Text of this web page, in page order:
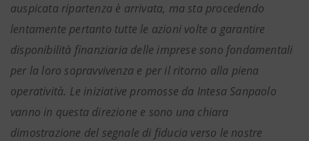
auspicata ripartenza è arrivata, ma sta procedendo
lentamente pertanto tutte le azioni volte a garantire
disponibilità finanziaria delle imprese sono fondamentali
per la loro sopravvivenza e per il ritorno alla piena
operatività. Le iniziative promosse da Intesa Sanpaolo
vanno in questa direzione e sono una chiara
dimostrazione del segnale di fiducia verso le nostre